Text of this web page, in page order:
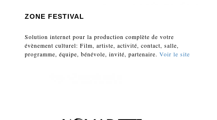
ZONE FESTIVAL
Solution internet pour la production complète de votre
évènement culturel: Film, artiste, activité, contact, salle,
programme, équipe, bénévole, invité, partenaire. Voir le site